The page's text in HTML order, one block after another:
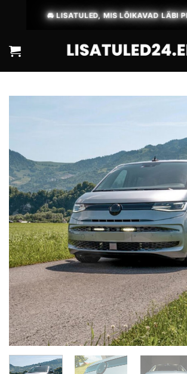
🚘 LISATULED, MIS LÕIKAVAD LÄBI